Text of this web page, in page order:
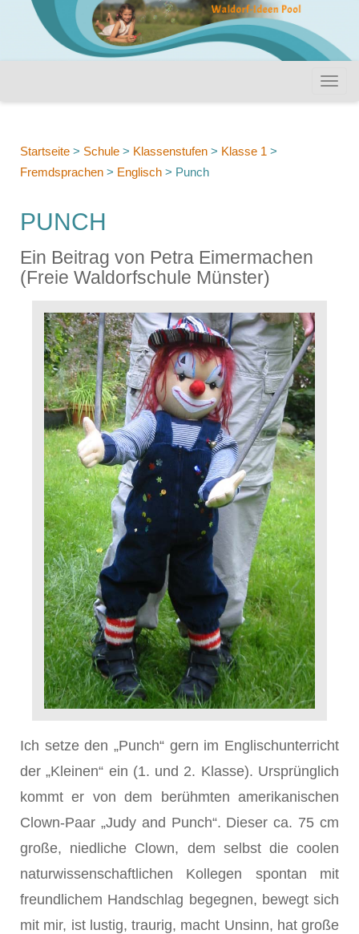
Startseite > Schule > Klassenstufen > Klasse 1 >
Fremdsprachen > Englisch > Punch
PUNCH
Ein Beitrag von Petra Eimermachen
(Freie Waldorfschule Münster)
Ich setze den „Punch“ gern im Englischunterricht
der „Kleinen“ ein (1. und 2. Klasse). Ursprünglich
kommt er von dem berühmten amerikanischen
Clown-Paar „Judy and Punch“. Dieser ca. 75 cm
große, niedliche Clown, dem selbst die coolen
naturwissenschaftlichen Kollegen spontan mit
freundlichem Handschlag begegnen, bewegt sich
mit mir, ist lustig, traurig, macht Unsinn, hat große